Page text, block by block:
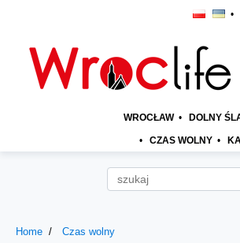
•
WROCŁAW • DOLNY
• CZAS WOLNY •
Home Czas wolny